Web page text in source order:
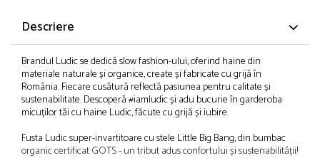
Descriere
Brandul Ludic se dedică slow fashion-ului, oferind haine din
materiale naturale și organice, create și fabricate cu grijă în
România. Fiecare cusătură reflectă pasiunea pentru calitate și
sustenabilitate. Descoperă #iamludic și adu bucurie în garderoba
micuților tăi cu haine Ludic, făcute cu grijă și iubire.
Fusta Ludic super-invartitoare cu stele Little Big Bang, din bumbac
organic certificat GOTS - un tribut adus confortului și sustenabilității!